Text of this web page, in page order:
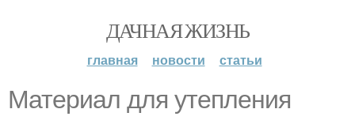
ДАЧНАЯ ЖИЗНЬ
главная новости статьи
Материал для утепления